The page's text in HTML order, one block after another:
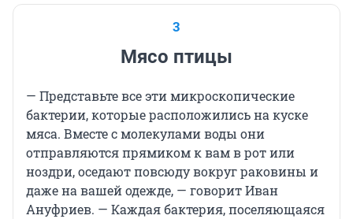
3
Мясо птицы
— Представьте все эти микроскопические
бактерии, которые расположились на куске
мяса. Вместе с молекулами воды они
отправляются прямиком к вам в рот или
ноздри, оседают повсюду вокруг раковины и
даже на вашей одежде, — говорит Иван
Ануфриев. — Каждая бактерия, поселяющаяся